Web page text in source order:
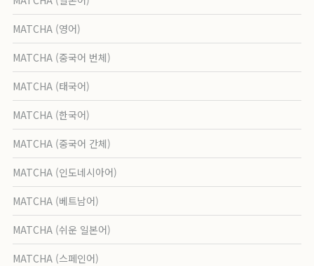
MATCHA (영어)
MATCHA (중국어 번체)
MATCHA (태국어)
MATCHA (한국어)
MATCHA (중국어 간체)
MATCHA (인도네시아어)
MATCHA (베트남어)
MATCHA (쉬운 일본어)
MATCHA (스페인어)